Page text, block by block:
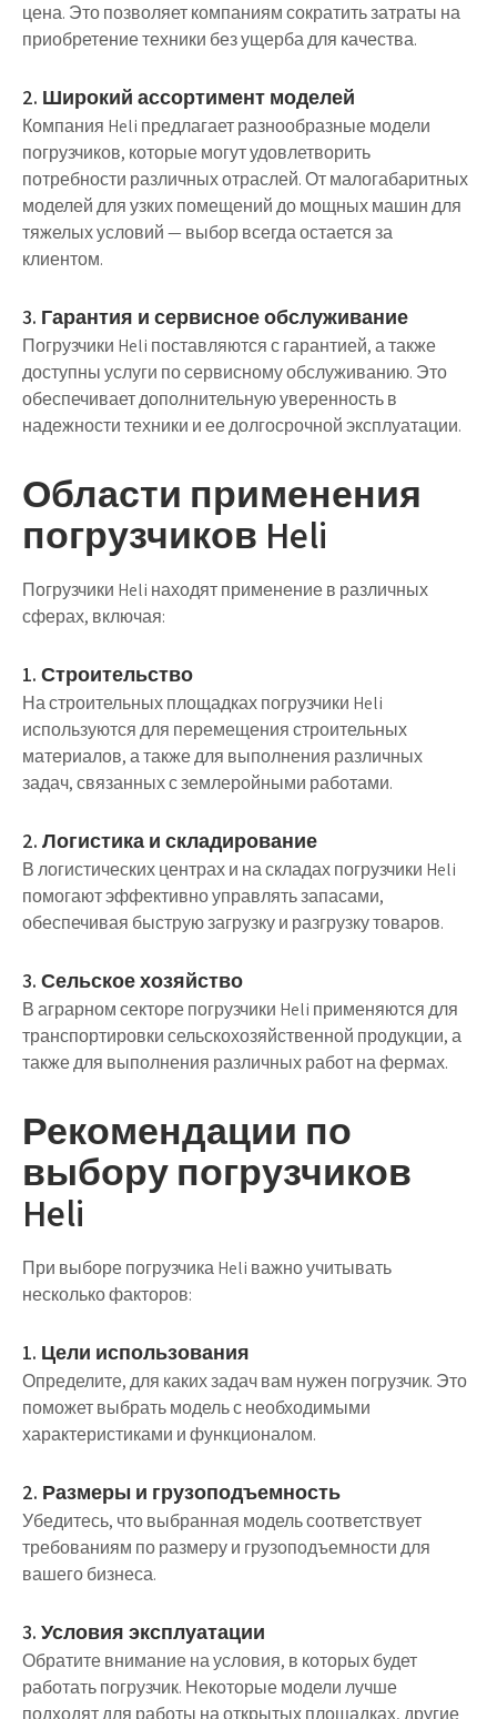
цена. Это позволяет компаниям сократить затраты на
приобретение техники без ущерба для качества.
2. Широкий ассортимент моделей
Компания Heli предлагает разнообразные модели
погрузчиков, которые могут удовлетворить
потребности различных отраслей. От малогабаритных
моделей для узких помещений до мощных машин для
тяжелых условий — выбор всегда остается за
клиентом.
3. Гарантия и сервисное обслуживание
Погрузчики Heli поставляются с гарантией, а также
доступны услуги по сервисному обслуживанию. Это
обеспечивает дополнительную уверенность в
надежности техники и ее долгосрочной эксплуатации.
Области применения
погрузчиков Heli
Погрузчики Heli находят применение в различных
сферах, включая:
1. Строительство
На строительных площадках погрузчики Heli
используются для перемещения строительных
материалов, а также для выполнения различных
задач, связанных с землеройными работами.
2. Логистика и складирование
В логистических центрах и на складах погрузчики Heli
помогают эффективно управлять запасами,
обеспечивая быструю загрузку и разгрузку товаров.
3. Сельское хозяйство
В аграрном секторе погрузчики Heli применяются для
транспортировки сельскохозяйственной продукции, а
также для выполнения различных работ на фермах.
Рекомендации по
выбору погрузчиков
Heli
При выборе погрузчика Heli важно учитывать
несколько факторов:
1. Цели использования
Определите, для каких задач вам нужен погрузчик. Это
поможет выбрать модель с необходимыми
характеристиками и функционалом.
2. Размеры и грузоподъемность
Убедитесь, что выбранная модель соответствует
требованиям по размеру и грузоподъемности для
вашего бизнеса.
3. Условия эксплуатации
Обратите внимание на условия, в которых будет
работать погрузчик. Некоторые модели лучше
подходят для работы на открытых площадках, другие